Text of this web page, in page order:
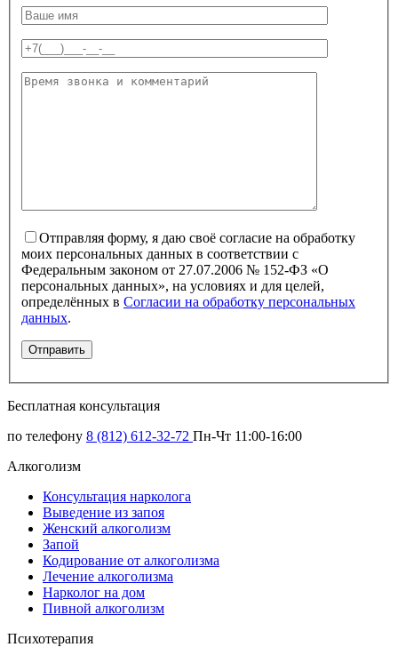
Отправляя форму, я даю своё согласие на обработку
моих персональных данных в соответствии с
Федеральным законом от 27.07.2006 № 152-ФЗ «О
персональных данных», на условиях и для целей,
определённых в Согласии на обработку персональных
данных.
Бесплатная консультация
по телефону 8 (812) 612-32-72 Пн-Чт 11:00-16:00
Алкоголизм
Консультация нарколога
Выведение из запоя
Женский алкоголизм
Запой
Кодирование от алкоголизма
Лечение алкоголизма
Нарколог на дом
Пивной алкоголизм
Психотерапия